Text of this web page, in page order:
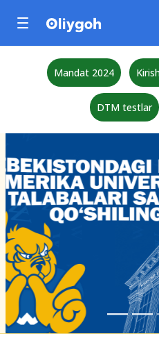
Mandat 2024
DTM testlar